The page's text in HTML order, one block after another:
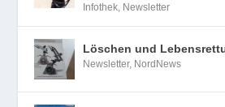
Infothek, Newsletter
Löschen und
Newsletter, NordNews